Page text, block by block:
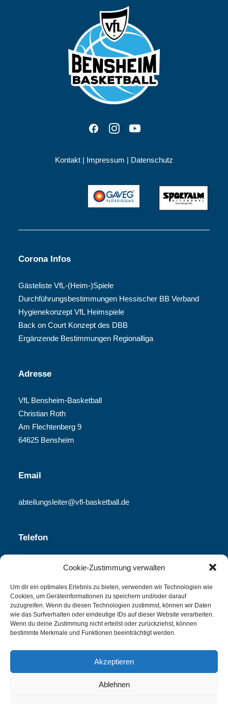
Cookie-Zustimmung verwalten
Um dir ein optimales Erlebnis zu bieten, verwenden wir Technologien wie
Cookies, um Geräteinformationen zu speichern und/oder darauf
zuzugreifen. Wenn du diesen Technologien zustimmst, können wir Daten
wie das Surfverhalten oder eindeutige IDs auf dieser Website verarbeiten.
Wenn du deine Zustimmung nicht erteilst oder zurückziehst, können
bestimmte Merkmale und Funktionen beeinträchtigt werden.
Akzeptieren
Ablehnen
Kontakt | Impressum | Datenschutz
Corona Infos
Gästeliste VfL-(Heim-)Spiele
Durchführungsbestimmungen Hessischer BB Verband
Hygienekonzept VfL Heimspiele
Back on Court Konzept des DBB
Ergänzende Bestimmungen Regionalliga
Adresse
VfL Bensheim-Basketball
Christian Roth
Am Flechtenberg 9
64625 Bensheim
Email
abteilungsleiter@vfl-basketball.de
Telefon
06251-840 340
Spielplan
PDF Download